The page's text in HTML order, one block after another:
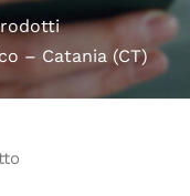
– Catania (CT)